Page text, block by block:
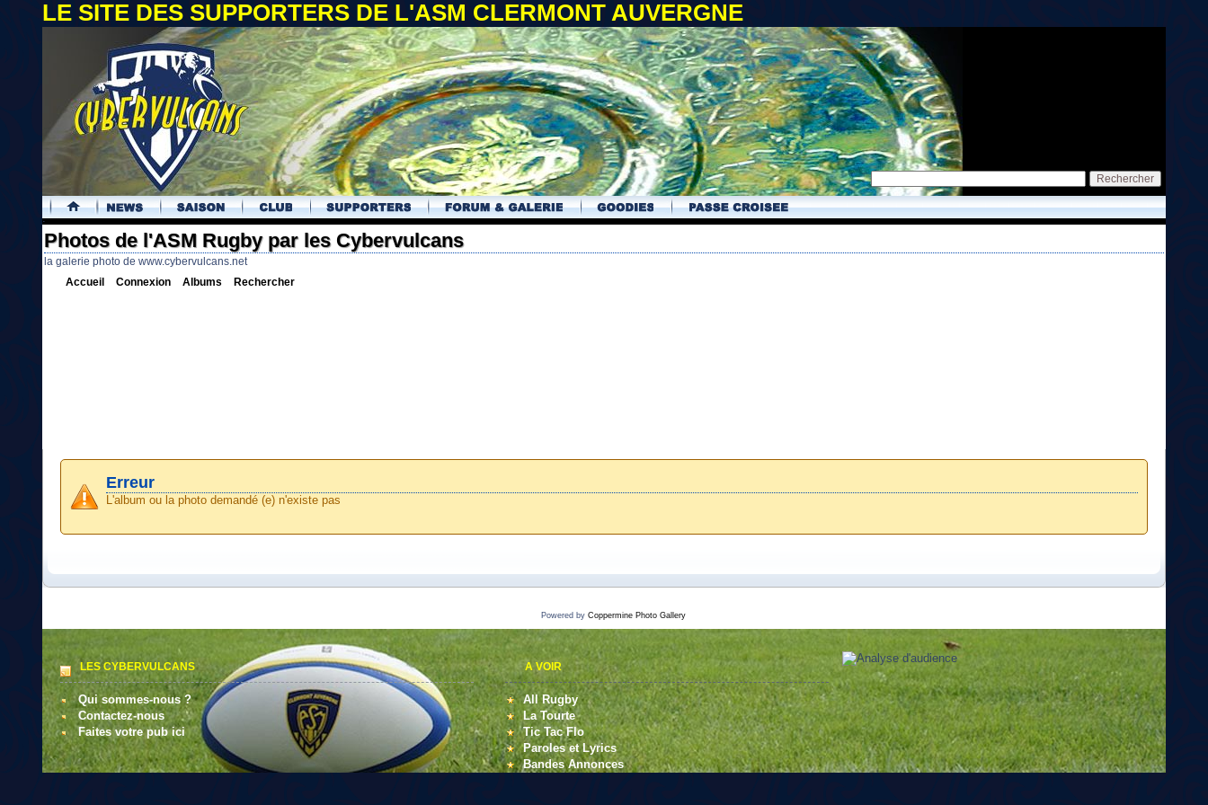
LE SITE DES SUPPORTERS DE L'ASM CLERMONT AUVERGNE
.
Photos de l'ASM Rugby par les Cybervulcans
la galerie photo de www.cybervulcans.net
Accueil Connexion Albums Rechercher
Erreur
L'album ou la photo demandé (e) n'existe pas
Powered by Coppermine Photo Gallery
LES CYBERVULCANS
Qui sommes-nous ?
Contactez-nous
Faites votre pub ici
A VOIR
All Rugby
La Tourte
Tic Tac Flo
Paroles et Lyrics
Bandes Annonces